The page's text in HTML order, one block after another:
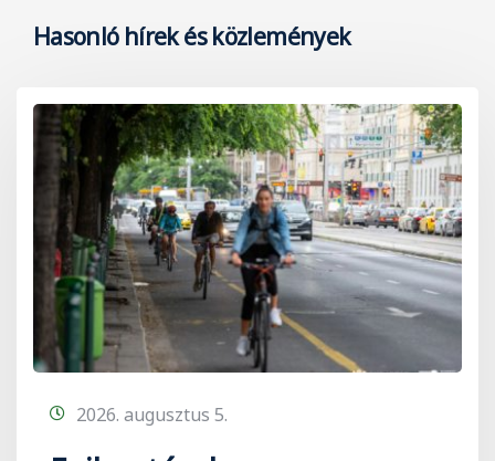
Hasonló hírek és közlemények
2026. augusztus 5.